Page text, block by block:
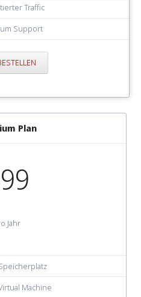
Traffic
Support
Plan
Jahr
Machine